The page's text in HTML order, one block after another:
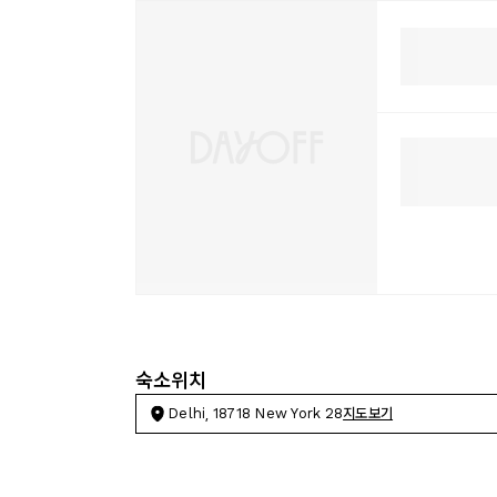
숙소위치
Delhi, 18718 New York 28지도보기